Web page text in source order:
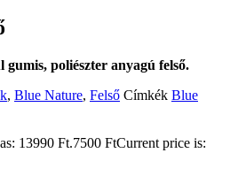
poliészter anyagú felső.
, Blue Nature, Felső Címkék Blue
13990 Ft.7500 FtCurrent price is: